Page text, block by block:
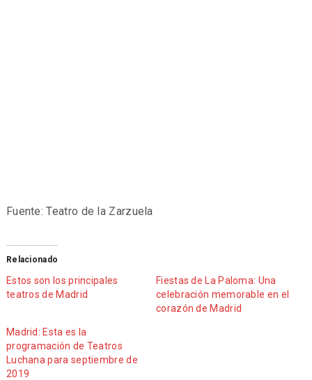
Fuente: Teatro de la Zarzuela
Relacionado
Estos son los principales
teatros de Madrid
Fiestas de La Paloma: Una
celebración memorable en el
corazón de Madrid
Madrid: Esta es la
programación de Teatros
Luchana para septiembre de
2019